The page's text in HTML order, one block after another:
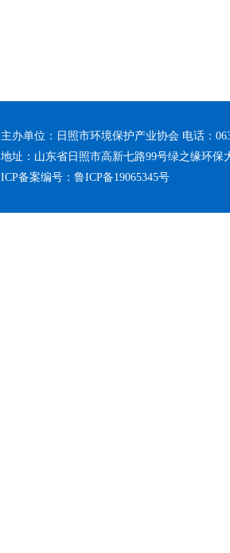
主办单位：日照市环境保护产业协会 电话：
地址：山东省日照市高新七路99号绿之缘环保
ICP备案编号： 鲁ICP备19065345号